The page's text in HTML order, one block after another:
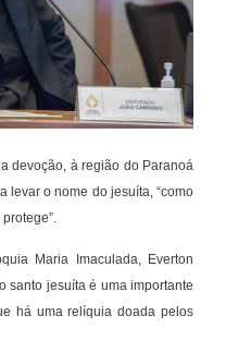
devoção, à região do Paranoá
levar o nome do jesuíta, “como
Maria Imaculada, Everton
santo jesuíta é uma importante
há uma relíquia doada pelos